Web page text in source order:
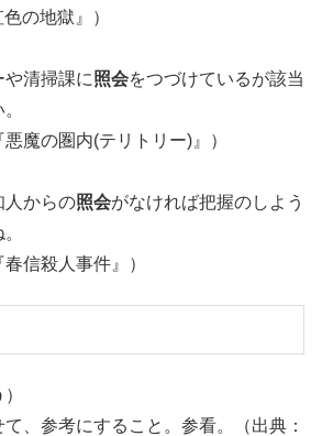
の地獄』）
や清掃課に照会をつづけているが該当
悪魔の圏内(テリトリー)』）
人からの照会がなければ把握のしよう
信殺人事件』）
）
、参考にすること。参看。（出典：